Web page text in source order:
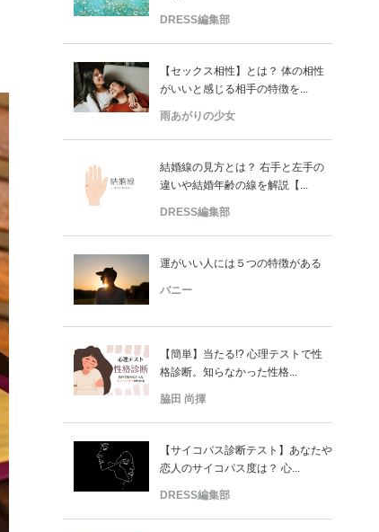
DRESS編集部
【セックス相性】とは？ 体の相性
がいいと感じる相手の特徴を...
雨あがりの少女
結婚線の見方とは？ 右手と左手の
違いや結婚年齢の線を解説【...
DRESS編集部
運がいい人には５つの特徴がある
バニー
【簡単】当たる!? 心理テストで性
格診断。知らなかった性格...
脇田 尚揮
【サイコパス診断テスト】あなたや
恋人のサイコパス度は？ 心...
DRESS編集部